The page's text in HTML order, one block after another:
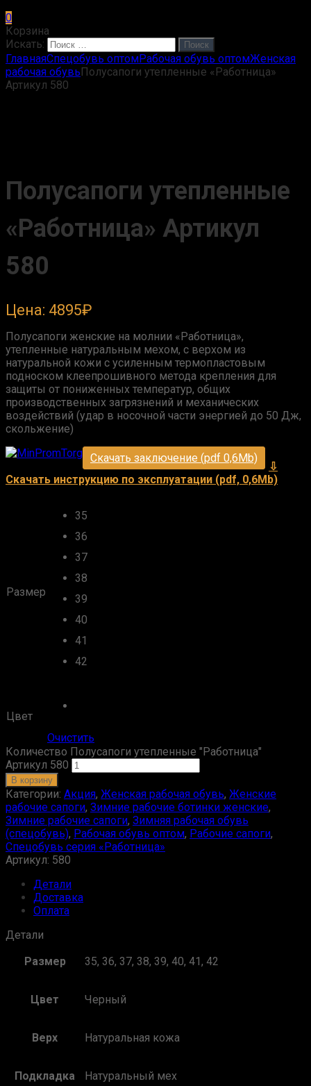
0
Корзина
Искать:
Поиск
ГлавнаяСпецобувь оптомРабочая обувь оптомЖенская
рабочая обувьПолусапоги утепленные «Работница»
Артикул 580
Полусапоги утепленные
«Работница» Артикул
580
Цена: 4895₽
Полусапоги женские на молнии «Работница»,
утепленные натуральным мехом, с верхом из
натуральной кожи с усиленным термопластовым
подноском клеепрошивного метода крепления для
защиты от пониженных температур, общих
производственных загрязнений и механических
воздействий (удар в носочной части энергией до 50 Дж,
скольжение)
Скачать заключение (pdf 0,6Mb)
⇩
Скачать инструкцию по эксплуатации (pdf, 0,6Mb)
Размер
35
36
37
38
39
40
41
42
Цвет
Очистить
Количество Полусапоги утепленные "Работница"
Артикул 580
В корзину
Категории: Акция, Женская рабочая обувь, Женские
рабочие сапоги, Зимние рабочие ботинки женские,
Зимние рабочие сапоги, Зимняя рабочая обувь
(спецобувь), Рабочая обувь оптом, Рабочие сапоги,
Спецобувь серия «Работница»
Артикул: 580
Детали
Доставка
Оплата
Детали
Размер
35, 36, 37, 38, 39, 40, 41, 42
Цвет Черный
Верх Натуральная кожа
Подкладка Натуральный мех